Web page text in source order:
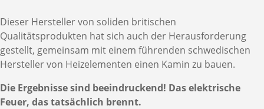
Dieser Hersteller von soliden britischen
Qualitätsprodukten hat sich auch der Herausforderung
gestellt, gemeinsam mit einem führenden schwedischen
Hersteller von Heizelementen einen Kamin zu bauen.
Die Ergebnisse sind beeindruckend! Das elektrische
Feuer, das tatsächlich brennt.